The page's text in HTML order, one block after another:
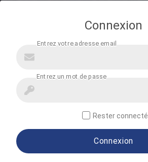
Connexion
Rester connecté
Connexion